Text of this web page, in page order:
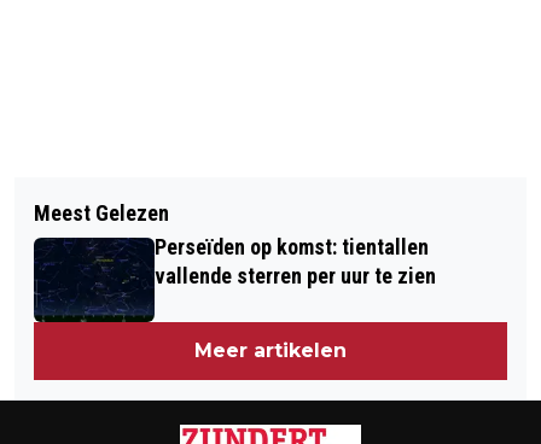
BRABANTS LANDSCHAP KRIJGT
FINANCIERING VOOR HERSTEL
NATUURGEBIED PANNENHOEF
MEERDERHEID VAPENDE JONGEREN
GEBRUIKT NOG STEEDS
SMAAKJESVAPES
Meest Gelezen
Perseïden op komst: tientallen
vallende sterren per uur te zien
Meer artikelen